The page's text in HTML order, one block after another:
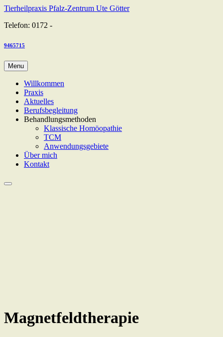
Skip
content
Tierheilpraxis Pfalz-Zentrum Ute Götter
Telefon: 0172 -
9465715
Menu
Willkommen
Praxis
Aktuelles
Berufsbegleitung
Behandlungsmethoden
Klassische Homöopathie
TCM
Anwendungsgebiete
Über mich
Kontakt
Magnetfeldtherapie